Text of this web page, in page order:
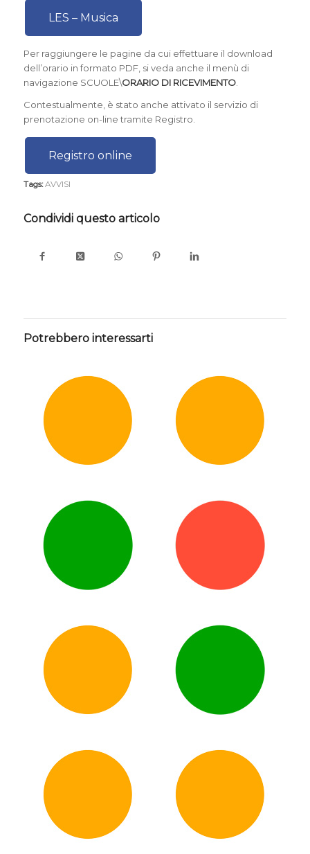
LES – Musica
Per raggiungere le pagine da cui effettuare il download
dell’orario in formato PDF, si veda anche il menù di
navigazione SCUOLE\ORARIO DI RICEVIMENTO.
Contestualmente, è stato anche attivato il servizio di
prenotazione on-line tramite Registro.
Registro online
Tags: AVVISI
Condividi questo articolo
Potrebbero interessarti